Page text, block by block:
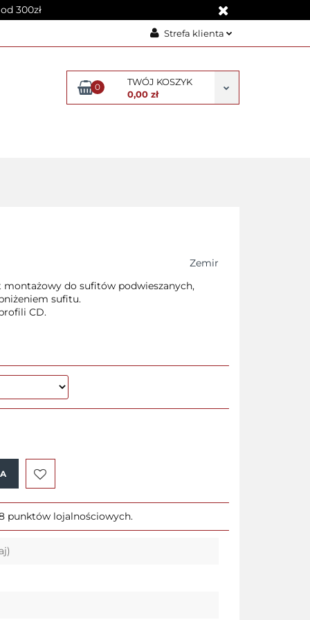
300zł
Strefa klienta
Załóż konto
Dodaj zgłoszenie
0
TWÓJ KOSZYK
0,00 zł
Zemir
do sufitów podwieszanych,
sufitu.
CD.
Do
przechowalni
punktów lojalnościowych.